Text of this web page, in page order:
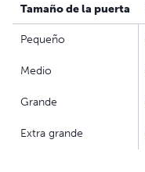
Tamaño de la puerta
Pequeño
Medio
Grande
Extra grande